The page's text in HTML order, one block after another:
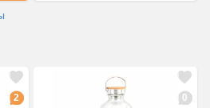
2 0